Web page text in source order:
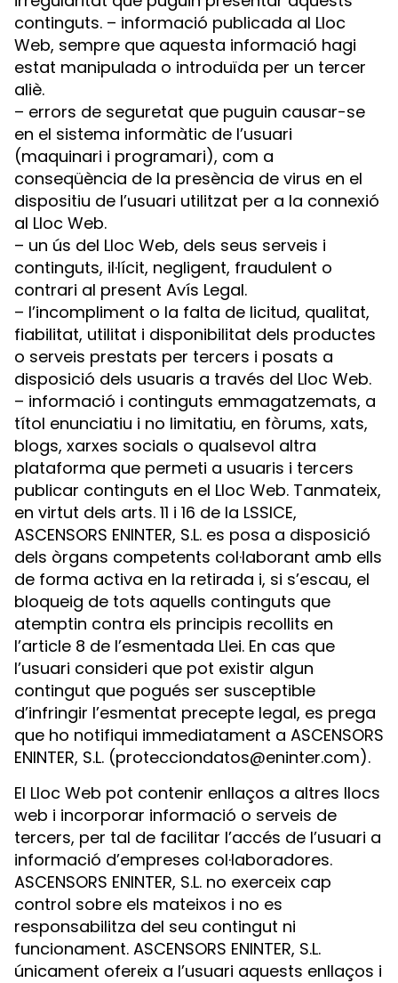
continguts. – informació publicada al Lloc
Web, sempre que aquesta informació hagi
estat manipulada o introduïda per un tercer
aliè.
– errors de seguretat que puguin causar-se
en el sistema informàtic de l’usuari
(maquinari i programari), com a
conseqüència de la presència de virus en el
dispositiu de l’usuari utilitzat per a la connexió
al Lloc Web.
– un ús del Lloc Web, dels seus serveis i
continguts, il·lícit, negligent, fraudulent o
contrari al present Avís Legal.
– l’incompliment o la falta de licitud, qualitat,
fiabilitat, utilitat i disponibilitat dels productes
o serveis prestats per tercers i posats a
disposició dels usuaris a través del Lloc Web.
– informació i continguts emmagatzemats, a
títol enunciatiu i no limitatiu, en fòrums, xats,
blogs, xarxes socials o qualsevol altra
plataforma que permeti a usuaris i tercers
publicar continguts en el Lloc Web. Tanmateix,
en virtut dels arts. 11 i 16 de la LSSICE,
ASCENSORS ENINTER, S.L. es posa a disposició
dels òrgans competents col·laborant amb ells
de forma activa en la retirada i, si s’escau, el
bloqueig de tots aquells continguts que
atemptin contra els principis recollits en
l’article 8 de l’esmentada Llei. En cas que
l’usuari consideri que pot existir algun
contingut que pogués ser susceptible
d’infringir l’esmentat precepte legal, es prega
que ho notifiqui immediatament a ASCENSORS
ENINTER, S.L. (protecciondatos@eninter.com).
El Lloc Web pot contenir enllaços a altres llocs
web i incorporar informació o serveis de
tercers, per tal de facilitar l’accés de l’usuari a
informació d’empreses col·laboradores.
ASCENSORS ENINTER, S.L. no exerceix cap
control sobre els mateixos i no es
responsabilitza del seu contingut ni
funcionament. ASCENSORS ENINTER, S.L.
únicament ofereix a l’usuari aquests enllaços i